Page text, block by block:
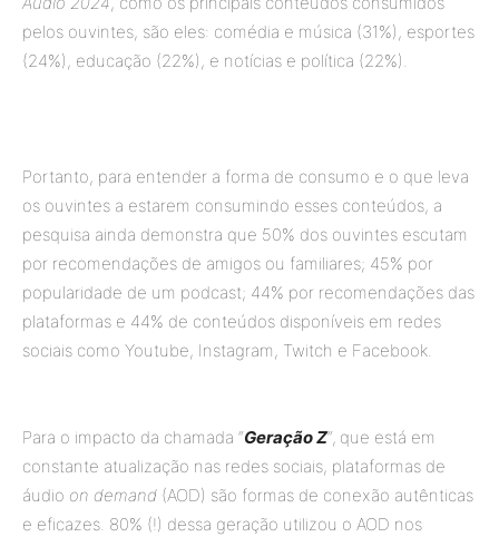
pelos ouvintes, são eles: comédia e música (31%), esportes
(24%), educação (22%), e notícias e política (22%).
Portanto, para entender a forma de consumo e o que leva
os ouvintes a estarem consumindo esses conteúdos, a
pesquisa ainda demonstra que 50% dos ouvintes escutam
por recomendações de amigos ou familiares; 45% por
popularidade de um podcast; 44% por recomendações das
plataformas e 44% de conteúdos disponíveis em redes
sociais como Youtube, Instagram, Twitch e Facebook.
Para o impacto da chamada “Geração Z“, que está em
constante atualização nas redes sociais, plataformas de
áudio on demand (AOD) são formas de conexão autênticas
e eficazes. 80% (!) dessa geração utilizou o AOD nos